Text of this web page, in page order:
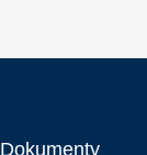
Dokumenty